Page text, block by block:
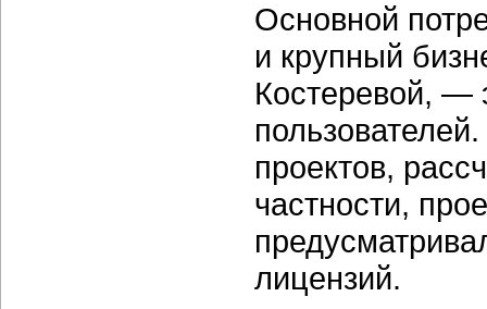
Основной
и крупный
Костеревой, —
проектов,
частности,
лицензий.